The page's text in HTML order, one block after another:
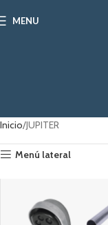
MENU
Inicio JUPITER
Menú lateral